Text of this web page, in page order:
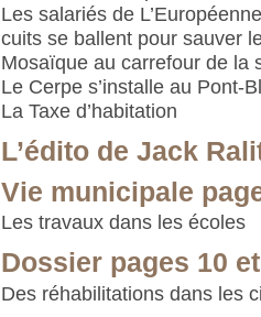
Les salariés de
cuits se ballent pour sauver
Mosaïque au carrefour de la
Le Cerpe s’installe au Pont-
La Taxe d’habitation
L’édito de Jack
Vie municipale
Les travaux dans les écoles
Dossier pages 10
Des réhabilitations dans les